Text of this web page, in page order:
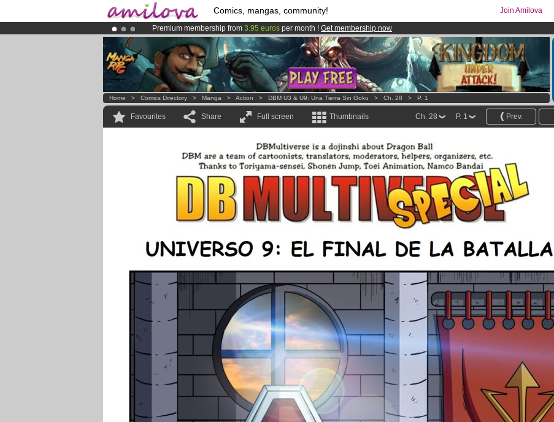
Comics, mangas, community! Join Amilova
Premium membership from 3.95 euros per month ! Get membership now
Already 134393membersand 1208comics & mangas!.
AmilovaKickstarter is now LIVE!.
Home > Comics Directory > Manga > Action > DBM U3 & U9: Una Tierra Sin Goku > Ch. 28 > P. 1
Favourites Share Full screen Thumbnails Prev.
P. 1
Ch. 28